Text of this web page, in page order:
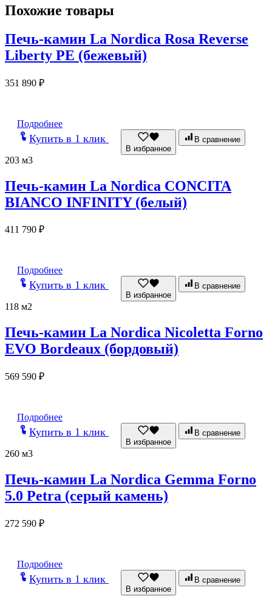
Похожие товары
Печь-камин La Nordica Rosa Reverse
Liberty PE (бежевый)
351 890 ₽
Подробнее
Купить в 1 клик
В избранное
В сравнение
203 м3
Печь-камин La Nordica CONCITA
BIANCO INFINITY (белый)
411 790 ₽
Подробнее
Купить в 1 клик
В избранное
В сравнение
118 м2
Печь-камин La Nordica Nicoletta Forno
EVO Bordeaux (бордовый)
569 590 ₽
Подробнее
Купить в 1 клик
В избранное
В сравнение
260 м3
Печь-камин La Nordica Gemma Forno
5.0 Petra (серый камень)
272 590 ₽
Подробнее
Купить в 1 клик
В избранное
В сравнение